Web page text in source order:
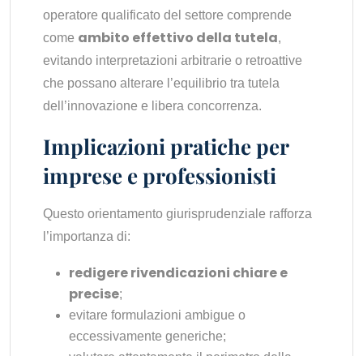
operatore qualificato del settore comprende
come ambito effettivo della tutela,
evitando interpretazioni arbitrarie o retroattive
che possano alterare l’equilibrio tra tutela
dell’innovazione e libera concorrenza.
Implicazioni pratiche per
imprese e professionisti
Questo orientamento giurisprudenziale rafforza
l’importanza di:
redigere rivendicazioni chiare e
precise;
evitare formulazioni ambigue o
eccessivamente generiche;